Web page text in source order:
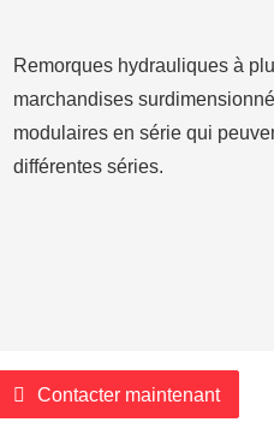
Remorques hydrauliques à
marchandises
modulaires en série qui
différentes séries.
Contacter maintenant